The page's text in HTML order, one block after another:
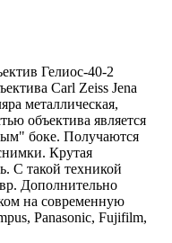
Гелиос-40-2
Carl Zeiss Jena
металлическая,
объектива является
боке. Получаются
Крутая
С такой техникой
Дополнительно
на современную
Panasonic, Fujifilm,